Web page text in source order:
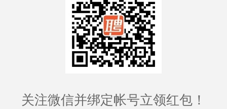
关注微信并绑定帐号立领红包！